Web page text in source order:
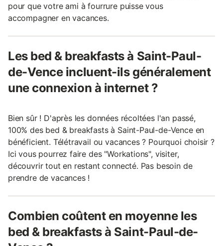
pour que votre ami à fourrure puisse vous
accompagner en vacances.
Les bed & breakfasts à Saint-Paul-
de-Vence incluent-ils généralement
une connexion à internet ?
Bien sûr ! D'après les données récoltées l'an passé,
100% des bed & breakfasts à Saint-Paul-de-Vence en
bénéficient. Télétravail ou vacances ? Pourquoi choisir ?
Ici vous pourrez faire des "Workations", visiter,
découvrir tout en restant connecté. Pas besoin de
prendre de vacances !
Combien coûtent en moyenne les
bed & breakfasts à Saint-Paul-de-